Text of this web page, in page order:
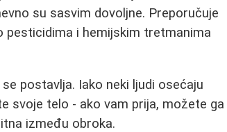
su sasvim dovoljne. Preporučuje
pesticidima i hemijskim tretmanima
postavlja. Iako neki ljudi osećaju
svoje telo - ako vam prija, možete ga
između obroka.